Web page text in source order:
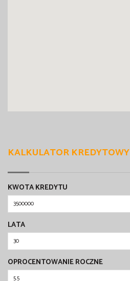
KALKULATOR KREDYTOWY
KWOTA KREDYTU
LATA
OPROCENTOWANIE ROCZNE